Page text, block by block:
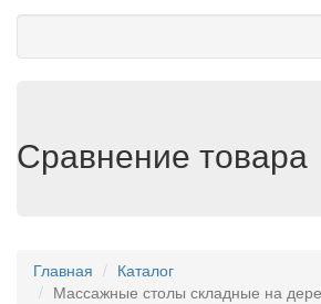
Сравнение товара
Главная
Каталог
Массажные столы складные на